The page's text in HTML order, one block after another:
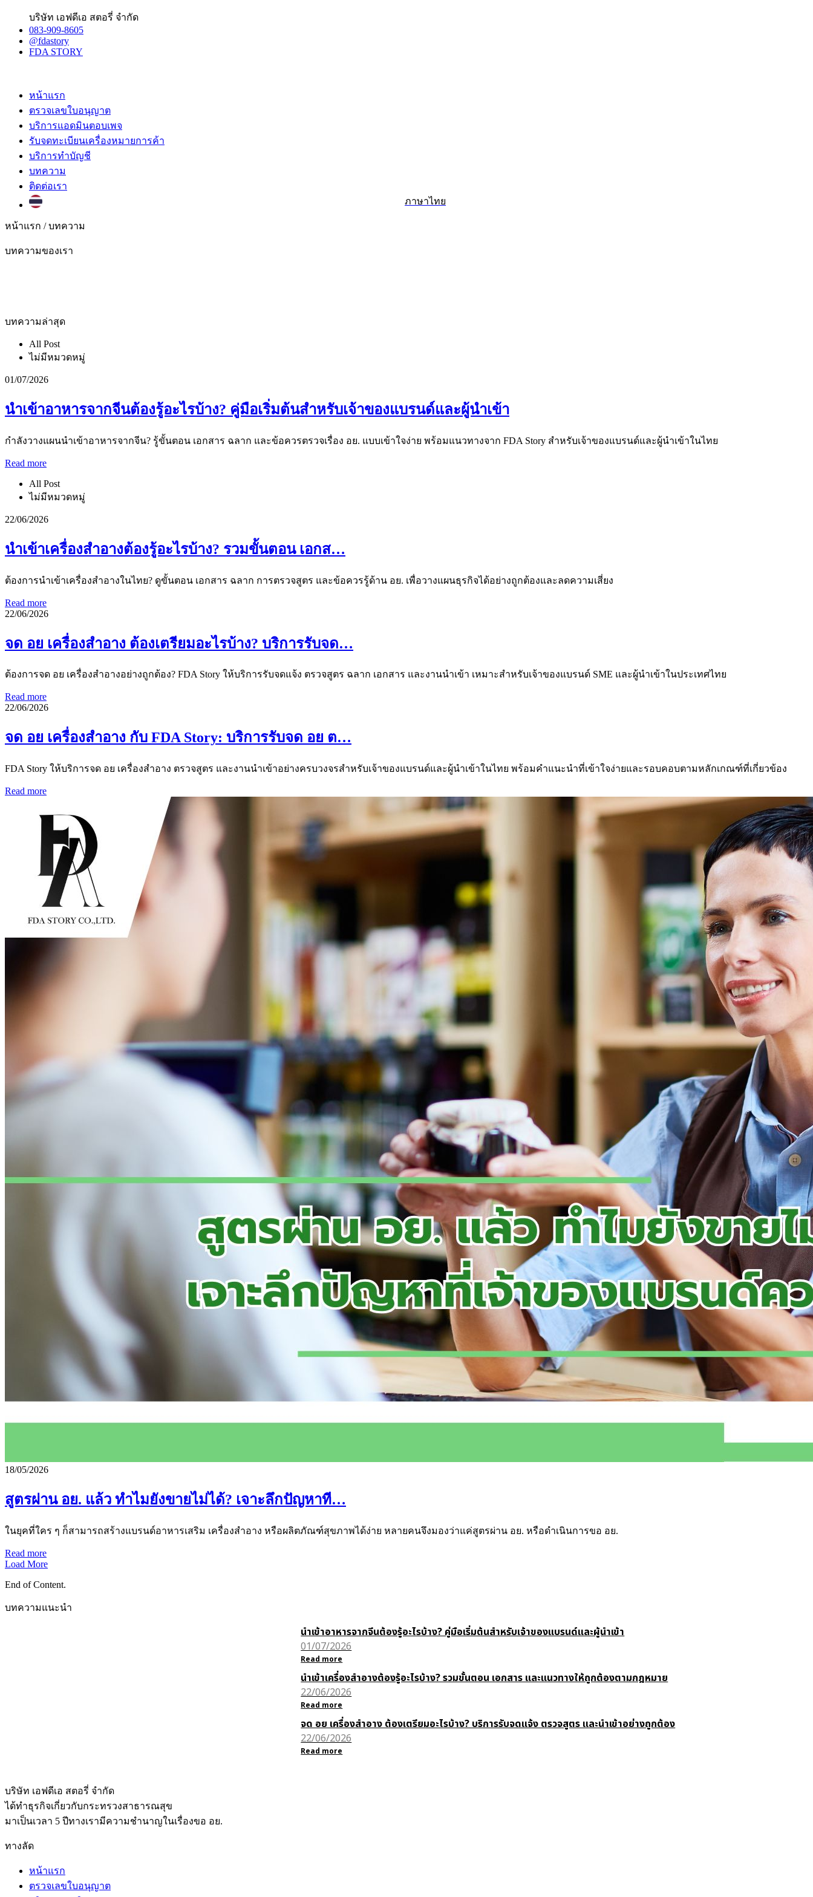
บริษัท เอฟดีเอ สตอรี่ จำกัด
083-909-8605
@fdastory
FDA STORY
หน้าแรก
ตรวจเลขใบอนุญาต
บริการแอดมินตอบเพจ
รับจดทะเบียนเครื่องหมายการค้า
บริการทำบัญชี
บทความ
ติดต่อเรา
ภาษาไทย
หน้าแรก / บทความ
บทความของเรา
บทความล่าสุด
All Post
ไม่มีหมวดหมู่
01/07/2026
นำเข้าอาหารจากจีนต้องรู้อะไรบ้าง? คู่มือเริ่มต้นสำหรับเจ้าของแบรนด์และผู้นำเข้า
กำลังวางแผนนำเข้าอาหารจากจีน? รู้ขั้นตอน เอกสาร ฉลาก และข้อควรตรวจเรื่อง อย. แบบเข้าใจง่าย พร้อมแนวทางจาก FDA Story สำหรับเจ้าของแบรนด์และผู้นำเข้าในไทย
Read more
All Post
ไม่มีหมวดหมู่
22/06/2026
นำเข้าเครื่องสำอางต้องรู้อะไรบ้าง? รวมขั้นตอน เอกส…
ต้องการนำเข้าเครื่องสำอางในไทย? ดูขั้นตอน เอกสาร ฉลาก การตรวจสูตร และข้อควรรู้ด้าน อย. เพื่อวางแผนธุรกิจได้อย่างถูกต้องและลดความเสี่ยง
Read more
22/06/2026
จด อย เครื่องสำอาง ต้องเตรียมอะไรบ้าง? บริการรับจด…
ต้องการจด อย เครื่องสำอางอย่างถูกต้อง? FDA Story ให้บริการรับจดแจ้ง ตรวจสูตร ฉลาก เอกสาร และงานนำเข้า เหมาะสำหรับเจ้าของแบรนด์ SME และผู้นำเข้าในประเทศไทย
Read more
22/06/2026
จด อย เครื่องสำอาง กับ FDA Story: บริการรับจด อย ต…
FDA Story ให้บริการจด อย เครื่องสำอาง ตรวจสูตร และงานนำเข้าอย่างครบวงจรสำหรับเจ้าของแบรนด์และผู้นำเข้าในไทย พร้อมคำแนะนำที่เข้าใจง่ายและรอบคอบตามหลักเกณฑ์ที่เกี่ยวข้อง
Read more
18/05/2026
สูตรผ่าน อย. แล้ว ทำไมยังขายไม่ได้? เจาะลึกปัญหาที…
ในยุคที่ใคร ๆ ก็สามารถสร้างแบรนด์อาหารเสริม เครื่องสำอาง หรือผลิตภัณฑ์สุขภาพได้ง่าย หลายคนจึงมองว่าแค่สูตรผ่าน อย. หรือดำเนินการขอ อย.
Read more
Load More
End of Content.
บทความแนะนำ
นำเข้าอาหารจากจีนต้องรู้อะไรบ้าง? คู่มือเริ่มต้นสำหรับเจ้าของแบรนด์และผู้นำเข้า
01/07/2026
Read more
นำเข้าเครื่องสำอางต้องรู้อะไรบ้าง? รวมขั้นตอน เอกสาร และแนวทางให้ถูกต้องตามกฎหมาย
22/06/2026
Read more
จด อย เครื่องสำอาง ต้องเตรียมอะไรบ้าง? บริการรับจดแจ้ง ตรวจสูตร และนำเข้าอย่างถูกต้อง
22/06/2026
Read more
บริษัท เอฟดีเอ สตอรี่ จำกัด
ได้ทำธุรกิจเกี่ยวกับกระทรวงสาธารณสุข
มาเป็นเวลา 5 ปีทางเรามีความชำนาญในเรื่องขอ อย.
ทางลัด
หน้าแรก
ตรวจเลขใบอนุญาต